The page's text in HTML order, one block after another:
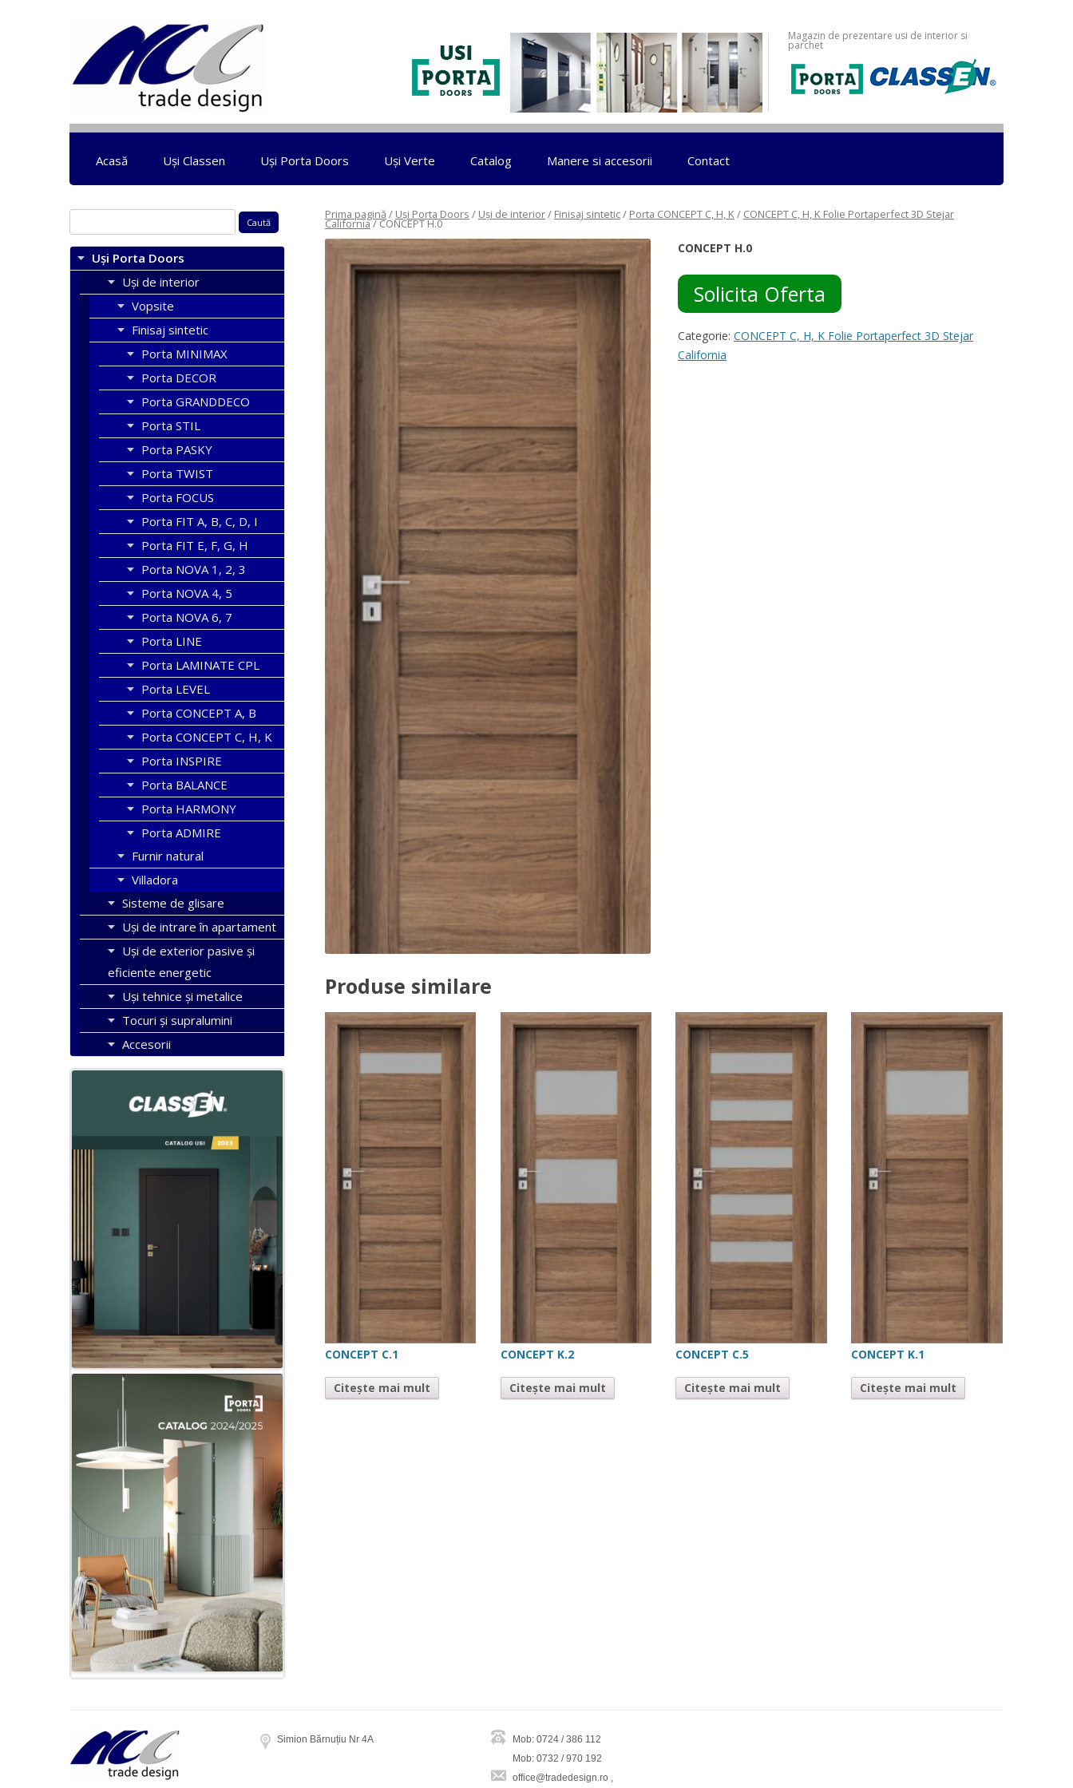
Magazin de prezentare usi de interior si
parchet
Sari la conținut
Acasă Uși Classen Uși Porta Doors Uși Verte Catalog Manere si accesorii Contact
Prima pagină / Uși Porta Doors / Uși de interior/ Finisaj sintetic/ Porta CONCEPT C, H, K/ CONCEPT C, H, K Folie Portaperfect 3D Stejar
California/ CONCEPT H.0
CONCEPT H.0
Solicita Oferta
Categorie: CONCEPT C, H, K Folie Portaperfect 3D Stejar
California
Produse similare
CONCEPT C.1
Citește mai mult
CONCEPT K.2
Citește mai mult
CONCEPT C.5
Citește mai mult
CONCEPT K.1
Citește mai mult
după:
Uși Porta Doors
Uși de interior
Vopsite
Finisaj sintetic
Porta MINIMAX
Porta DECOR
Porta GRANDDECO
Porta STIL
Porta PASKY
Porta TWIST
Porta FOCUS
Porta FIT A, B, C, D, I
Porta FIT E, F, G, H
Porta NOVA 1, 2, 3
Porta NOVA 4, 5
Porta NOVA 6, 7
Porta LINE
Porta LAMINATE CPL
Porta LEVEL
Porta CONCEPT A, B
Porta CONCEPT C, H, K
Porta INSPIRE
Porta BALANCE
Porta HARMONY
Porta ADMIRE
Furnir natural
Villadora
Sisteme de glisare
Uși de intrare în apartament
Uşi de exterior pasive şi
eficiente energetic
Uși tehnice și metalice
Tocuri şi supralumini
Accesorii
Simion Bărnuțiu Nr 4A
Mob: 0724 / 386 112
Mob: 0732 / 970 192
office@tradedesign.ro ,